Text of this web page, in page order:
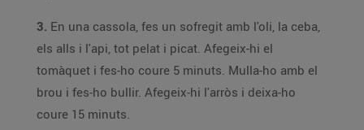
3. En una cassola, fes un sofregit amb l'oli, la ceba,
els alls i l'api, tot pelat i picat. Afegeix-hi el
tomàquet i fes-ho coure 5 minuts. Mulla-ho amb el
brou i fes-ho bullir. Afegeix-hi l'arròs i deixa-ho
coure 15 minuts.